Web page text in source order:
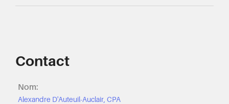
Contact
Nom:
Alexandre D'Auteuil-Auclair, CPA